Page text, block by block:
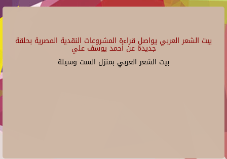
بيت الشعر العربي يواصل قراءة المشروعات النقدية المصرية بحلقة
جديدة عن أحمد يوسف علي
بيت الشعر العربي بمنزل الست وسيلة